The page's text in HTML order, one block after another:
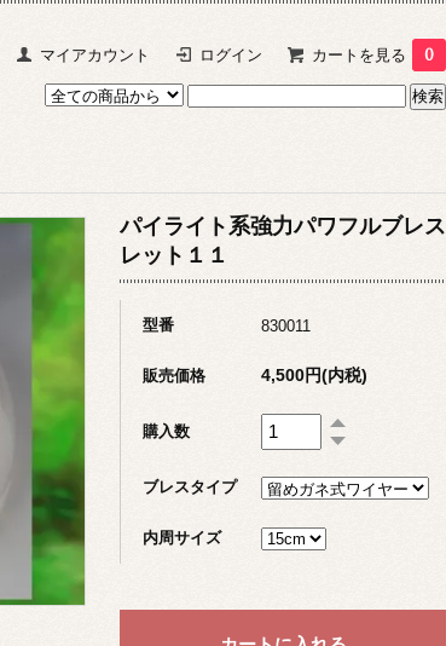
マイアカウント ログイン カートを見る 0
パイライト系強力パワフルブレス
レット１１
型番 830011
販売価格 4,500円(内税)
購入数
ブレスタイプ
内周サイズ